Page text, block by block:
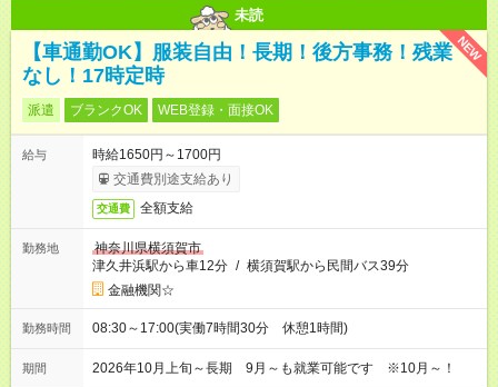
未読
NEW
【車通勤OK】服装自由！長期！後方事務！残業
なし！17時定時
派遣 ブランクOK WEB登録・面接OK
給与
時給1650円～1700円
交通費別途支給あり
交通費 全額支給
勤務地
神奈川県横須賀市
津久井浜駅から車12分 / 横須賀駅から民間バス39分
金融機関☆
勤務時間 08:30～17:00(実働7時間30分 休憩1時間)
期間 2026年10月上旬～長期 9月～も就業可能です ※10月～！